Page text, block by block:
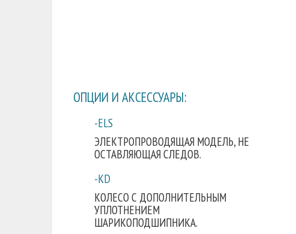
ОПЦИИ И АКСЕССУАРЫ:
-ELS
ЭЛЕКТРОПРОВОДЯЩАЯ МОДЕЛЬ, НЕ
ОСТАВЛЯЮЩАЯ СЛЕДОВ.
-KD
КОЛЕСО С ДОПОЛНИТЕЛЬНЫМ
УПЛОТНЕНИЕМ
ШАРИКОПОДШИПНИКА.